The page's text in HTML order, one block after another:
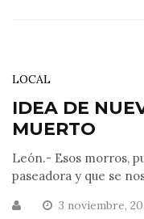
LOCAL
IDEA DE
MUERTO
León.- Esos morros,
paseadora y que se
3 noviembre,